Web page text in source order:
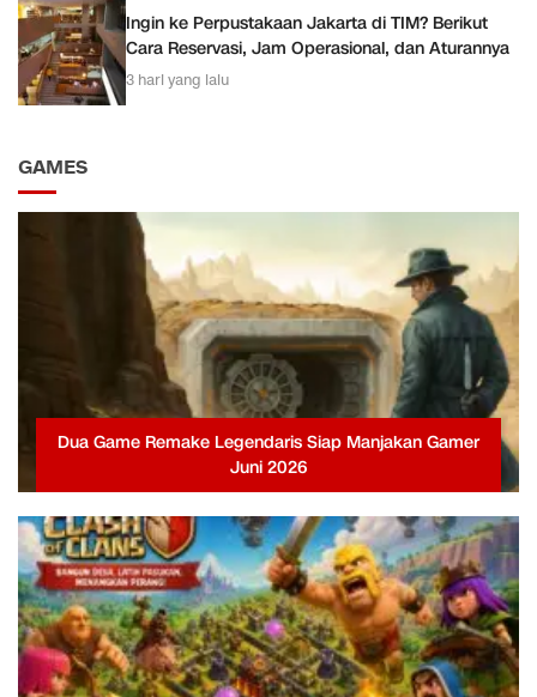
Ingin ke Perpustakaan Jakarta di TIM? Berikut
Cara Reservasi, Jam Operasional, dan Aturannya
3 hari yang lalu
GAMES
Dua Game Remake Legendaris Siap Manjakan Gamer
Juni 2026